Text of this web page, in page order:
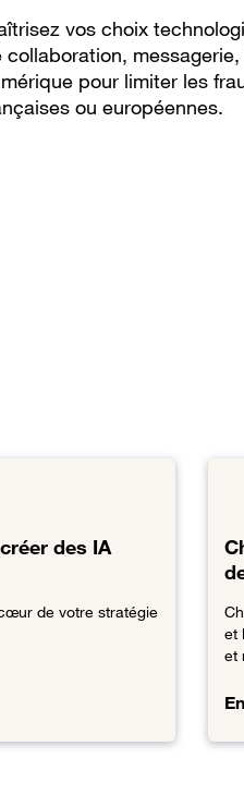
vos choix
collaboration,
pour limiter les
ou européennes.
des IA
de votre stratégie
et créer des IA Responsables
et
et